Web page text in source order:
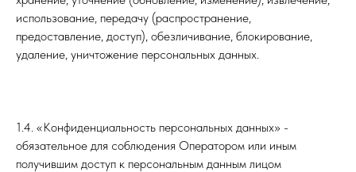
использование, передачу (распространение,
предоставление, доступ), обезличивание, блокирование,
удаление, уничтожение персональных данных.
1.4. «Конфиденциальность персональных данных» -
обязательное для соблюдения Оператором или иным
получившим доступ к персональным данным лицом